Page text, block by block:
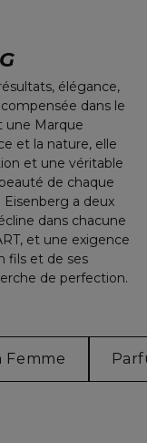
élégance,
dans le
une Marque
et la nature, elle
et une véritable
de chaque
a deux
dans chacune
et une exigence
fils et de ses
de perfection.
Femme